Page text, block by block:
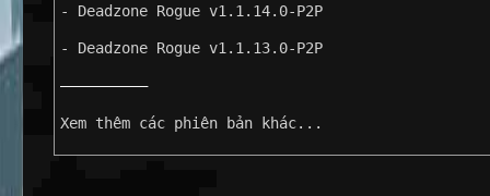
- Deadzone Rogue v1.1.14.0-P2P
- Deadzone Rogue v1.1.13.0-P2P
——————————
Xem thêm các phiên bản khác...